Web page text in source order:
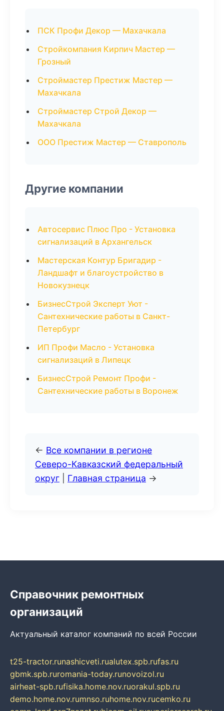
ПСК Профи Декор — Махачкала
Стройкомпания Кирпич Мастер —
Грозный
Строймастер Престиж Мастер —
Махачкала
Строймастер Строй Декор —
Махачкала
ООО Престиж Мастер — Ставрополь
Другие компании
Автосервис Плюс Про - Установка
сигнализаций в Архангельск
Мастерская Контур Бригадир -
Ландшафт и благоустройство в
Новокузнецк
БизнесСтрой Эксперт Уют -
Сантехнические работы в Санкт-
Петербург
ИП Профи Масло - Установка
сигнализаций в Липецк
БизнесСтрой Ремонт Профи -
Сантехнические работы в Воронеж
← Все компании в регионе
Северо-Кавказский федеральный
округ
Главная страница →
Справочник ремонтных
организаций
Актуальный каталог компаний по всей России
t25-tractor.runashicveti.rualutex.spb.rufas.ru
gbmk.spb.ruromania-today.runovoizol.ru
airheat-spb.rufisika.home.nov.ruorakul.spb.ru
demo.home.nov.rumnso.ruhome.nov.rucemko.ru